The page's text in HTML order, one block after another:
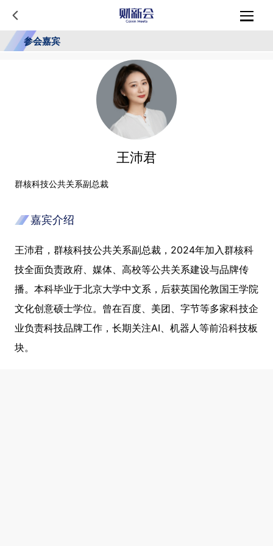
参会嘉宾
王沛君
群核科技公共关系副总裁
嘉宾介绍
王沛君，群核科技公共关系副总裁，2024年加入群核科
技全面负责政府、媒体、高校等公共关系建设与品牌传
播。本科毕业于北京大学中文系，后获英国伦敦国王学院
文化创意硕士学位。曾在百度、美团、字节等多家科技企
业负责科技品牌工作，长期关注AI、机器人等前沿科技板
块。